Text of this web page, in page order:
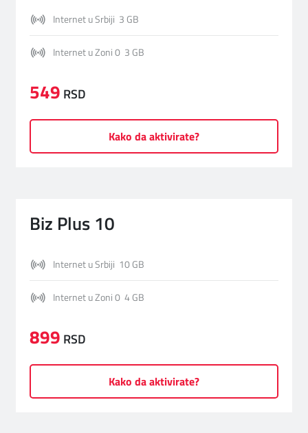
Internet u Srbiji 3 GB
Internet u Zoni 0 3 GB
549 RSD
Kako da aktivirate?
Biz Plus 10
Internet u Srbiji 10 GB
Internet u Zoni 0 4 GB
899 RSD
Kako da aktivirate?